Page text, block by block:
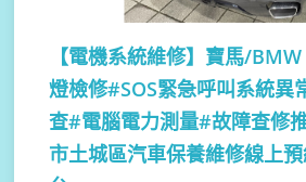
【電機系統維修】 寶馬/BMW
燈檢修#SOS緊急呼叫系統異
查#電腦電力測量#故障查修
市土城區汽車保養維修線上